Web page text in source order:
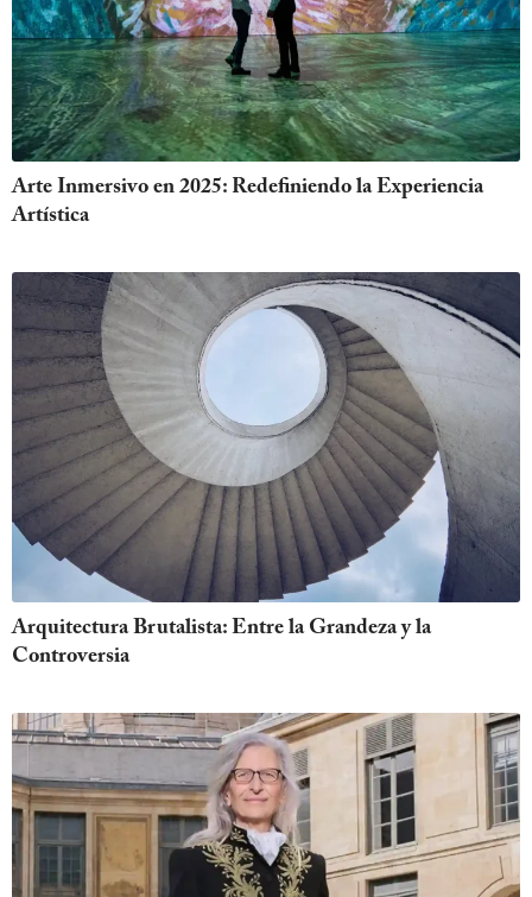
Arte Inmersivo en 2025: Redefiniendo la Experiencia
Artística
Arquitectura Brutalista: Entre la Grandeza y la
Controversia